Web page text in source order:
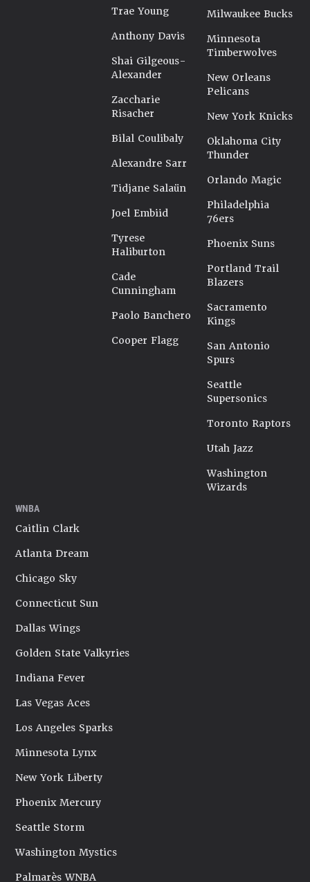
Trae Young
Anthony Davis
Shai Gilgeous-
Alexander
Zaccharie
Risacher
Bilal Coulibaly
Alexandre Sarr
Tidjane Salaün
Joel Embiid
Tyrese
Haliburton
Cade
Cunningham
Paolo Banchero
Cooper Flagg
Milwaukee Bucks
Minnesota
Timberwolves
New Orleans
Pelicans
New York Knicks
Oklahoma City
Thunder
Orlando Magic
Philadelphia
76ers
Phoenix Suns
Portland Trail
Blazers
Sacramento
Kings
San Antonio
Spurs
Seattle
Supersonics
Toronto Raptors
Utah Jazz
Washington
Wizards
WNBA
Caitlin Clark
Atlanta Dream
Chicago Sky
Connecticut Sun
Dallas Wings
Golden State Valkyries
Indiana Fever
Las Vegas Aces
Los Angeles Sparks
Minnesota Lynx
New York Liberty
Phoenix Mercury
Seattle Storm
Washington Mystics
Palmarès WNBA